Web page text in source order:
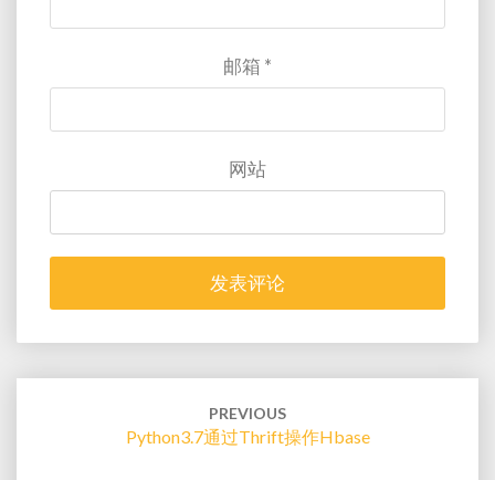
邮箱 *
网站
PREVIOUS
Python3.7通过thrift操作hbase